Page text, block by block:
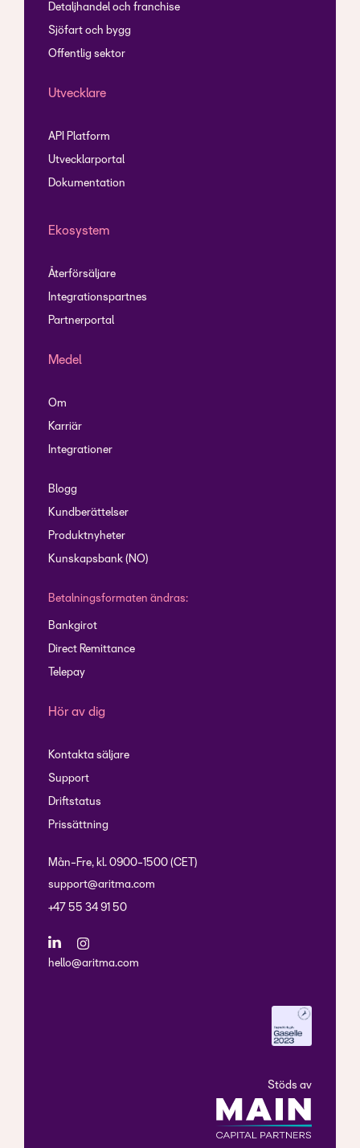
Detaljhandel och franchise
Sjöfart och bygg
Offentlig sektor
Utvecklare
API Platform
Utvecklarportal
Dokumentation
Ekosystem
Återförsäljare
Integrationspartnes
Partnerportal
Medel
Om
Karriär
Integrationer
Blogg
Kundberättelser
Produktnyheter
Kunskapsbank (NO)
Betalningsformaten ändras:
Bankgirot
Direct Remittance
Telepay
Hör av dig
Kontakta säljare
Support
Driftstatus
Prissättning
Mån-Fre, kl. 0900-1500 (CET)
support@aritma.com
+47 55 34 91 50
hello@aritma.com
Stöds av